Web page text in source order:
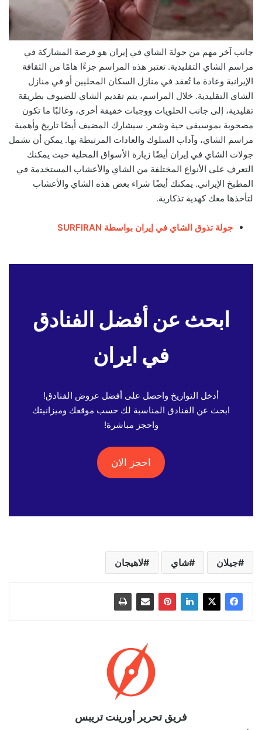
جانب آخر مهم من جولة الشاي في إيران هو فرصة المشاركة في
مراسم الشاي التقليدية. تعتبر هذه المراسم جزءًا هامًا من الثقافة
الإيرانية وعادة ما تُعقد في منازل السكان المحليين أو في منازل
الشاي التقليدية. خلال المراسم، يتم تقديم الشاي للضيوف بطريقة
تقليدية، إلى جانب الحلويات ووجبات خفيفة أخرى، وغالبًا ما تكون
مصحوبة بموسيقى حية وشعر. سيشارك المضيف أيضًا تاريخ وأهمية
مراسم الشاي، وآداب السلوك والعادات المرتبطة بها. يمكن أن تشمل
جولات الشاي في إيران أيضًا زيارة الأسواق المحلية حيث يمكنك
التعرف على الأنواع المختلفة من الشاي والأعشاب المستخدمة في
المطبخ الإيراني. يمكنك أيضًا شراء بعض هذه الشاي والأعشاب
لتأخذها معك كهدية تذكارية.
جولة تذوق الشاي في إيران بواسطة SURFIRAN
ابحث عن أفضل الفنادق
في ايران
أدخل التواريخ واحصل على أفضل عروض الفنادق!
ابحث عن الفنادق المناسبة لك حسب موقعك وميزانيتك
واحجز مباشرة!
احجز الان
جيلان شاي لاهيجان
فريق تحرير أورينت تريبس